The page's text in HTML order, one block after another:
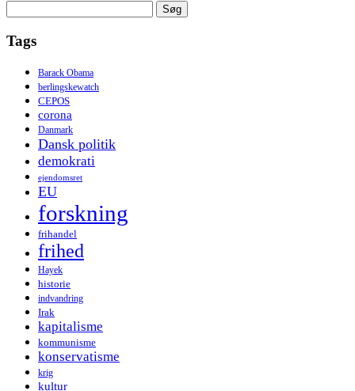
efter:
Tags
Barack Obama
berlingskewatch
CEPOS
corona
Danmark
Dansk politik
demokrati
ejendomsret
EU
forskning
frihandel
frihed
Hayek
historie
indvandring
Irak
kapitalisme
kommunisme
konservatisme
krig
kultur